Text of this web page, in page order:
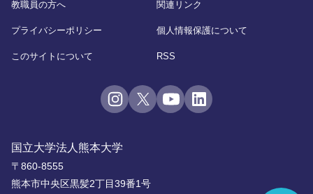
国立大学法人熊本大学
〒860-8555
熊本市中央区黒髪2丁目39番1号
教職員の方へ 関連リンク
プライバシーポリシー 個人情報保護について
このサイトについて RSS